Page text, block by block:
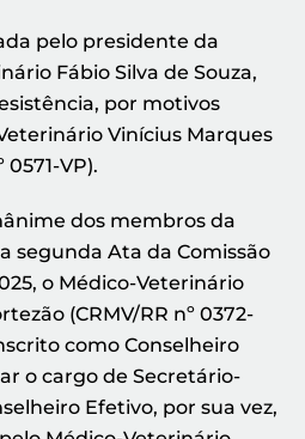
pelo presidente da
Fábio Silva de Souza,
por motivos
Vinícius Marques
0571-VP).
dos membros da
segunda Ata da Comissão
o Médico-Veterinário
(CRMV/RR nº 0372-
como Conselheiro
o cargo de Secretário-
Efetivo, por sua vez,